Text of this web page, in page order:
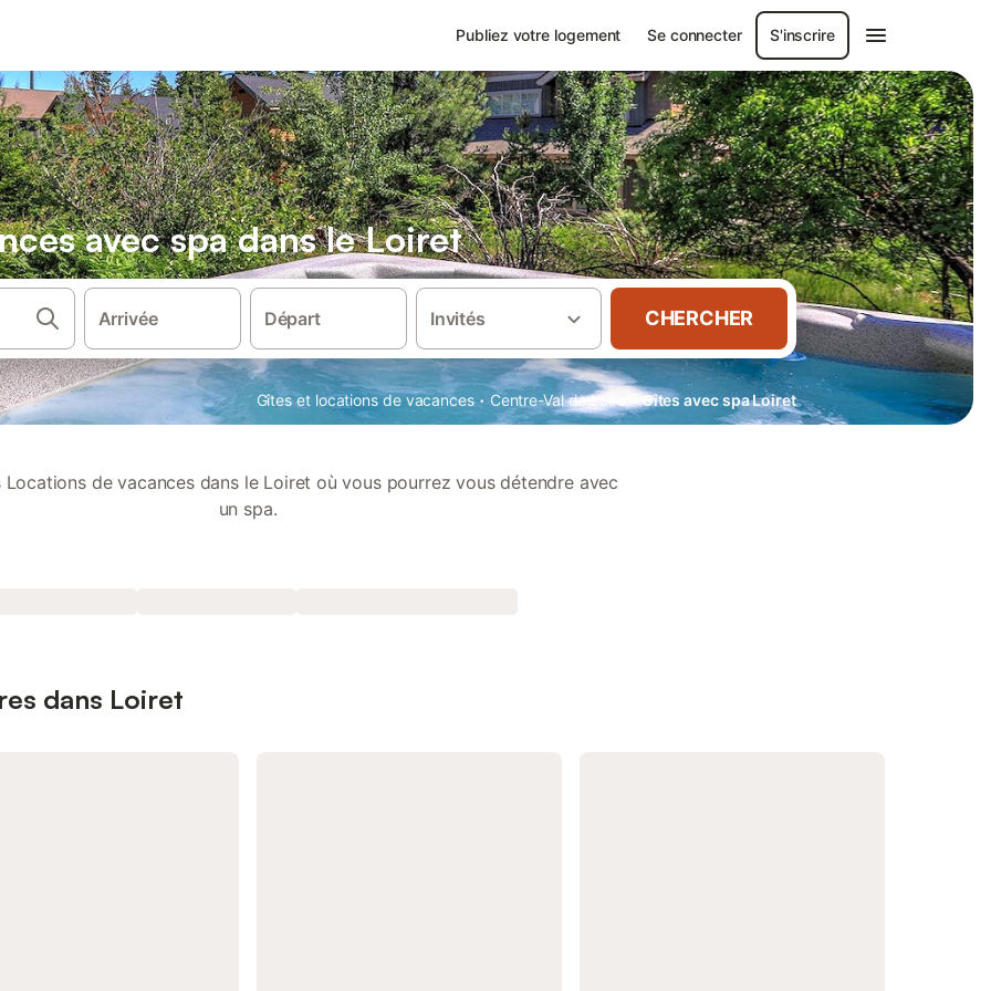
Publiez votre logement Se connecter S'inscrire
avec spa dans le Loiret
Arrivée Départ Invités CHERCHER
Gîtes et locations de vacances · Centre-Val de Loire · Gîtes avec spa Loiret
Locations de vacances dans le Loiret où vous pourrez vous détendre avec
un spa.
dans Loiret